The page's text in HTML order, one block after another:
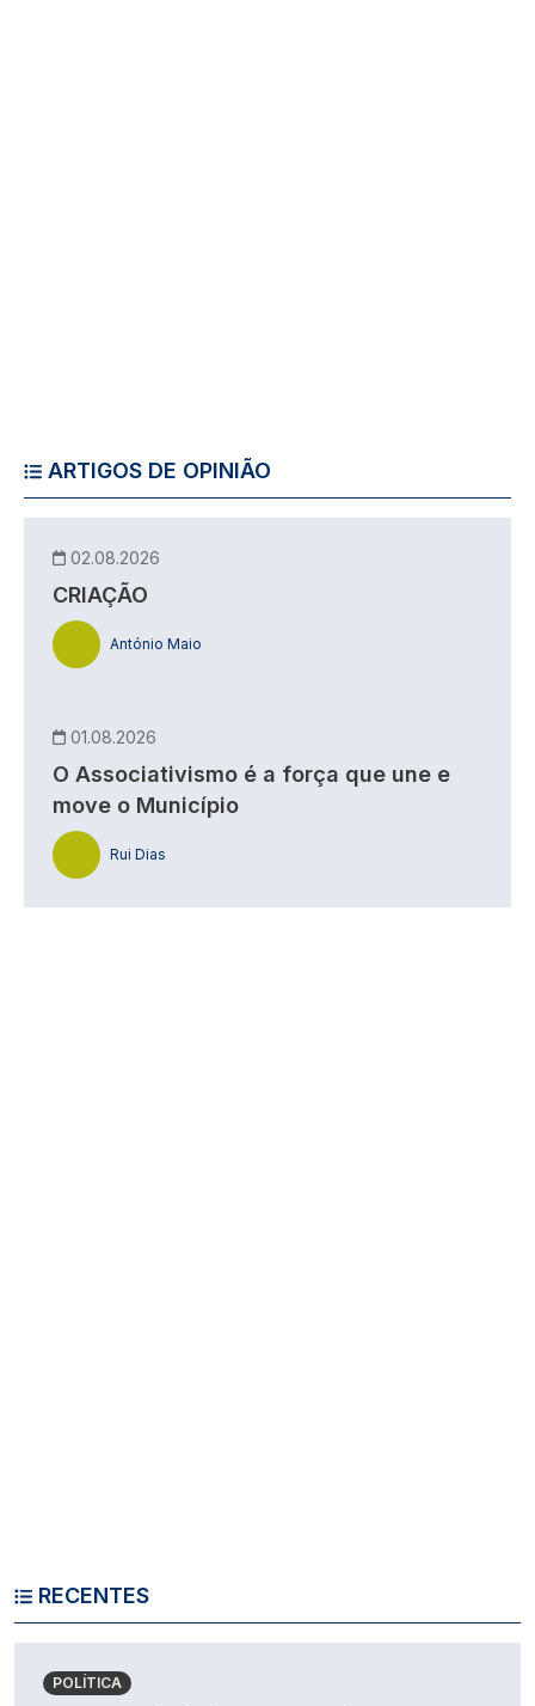
ARTIGOS DE OPINIÃO
02.08.2026
CRIAÇÃO
António Maio
01.08.2026
O Associativismo é a força que une e
move o Município
Rui Dias
RECENTES
POLÍTICA